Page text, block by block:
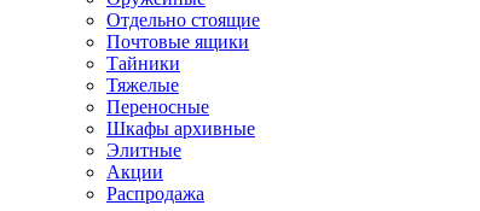
Отдельно стоящие
Почтовые ящики
Тайники
Тяжелые
Переносные
Шкафы архивные
Элитные
Акции
Распродажа